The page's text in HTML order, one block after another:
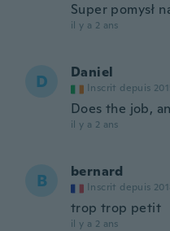
Super pomysł
il y a 2 ans
D Daniel
Inscrit depuis
Does the job,
il y a 2 ans
B bernard
Inscrit depuis
trop trop petit
il y a 2 ans